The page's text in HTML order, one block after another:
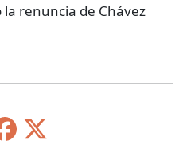
la renuncia de Chávez